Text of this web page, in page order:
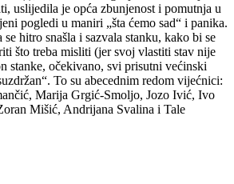
uslijedila je opća zbunjenost i pomutnja u
pogledi u maniri „šta ćemo sad“ i panika.
hitro snašla i sazvala stanku, kako bi se
što treba misliti (jer svoj vlastiti stav nije
stanke, očekivano, svi prisutni većinski
To su abecednim redom vijećnici:
Marija Grgić-Smoljo, Jozo Ivić, Ivo
Mišić, Andrijana Svalina i Tale